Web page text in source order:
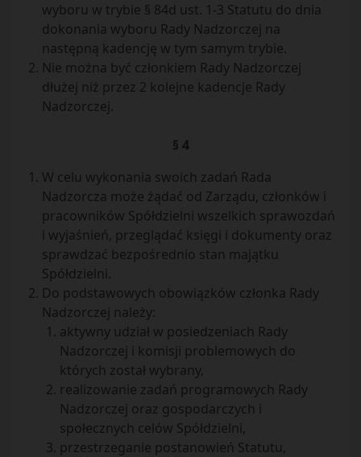
wyboru w trybie § 84d ust. 1-3 Statutu do dnia
dokonania wyboru Rady Nadzorczej na
następną kadencję w tym samym trybie.
Nie można być członkiem Rady Nadzorczej
dłużej niż przez 2 kolejne kadencje Rady
Nadzorczej.
§ 4
W celu wykonania swoich zadań Rada
Nadzorcza może żądać od Zarządu, członków i
pracowników Spółdzielni wszelkich sprawozdań
i wyjaśnień, przeglądać księgi i dokumenty oraz
sprawdzać bezpośrednio stan majątku
Spółdzielni.
Do podstawowych obowiązków członka Rady
Nadzorczej należy:
aktywny udział w posiedzeniach Rady
Nadzorczej i komisji problemowych do
których został wybrany,
realizowanie zadań programowych Rady
Nadzorczej oraz gospodarczych i
społecznych celów Spółdzielni,
przestrzeganie postanowień Statutu,